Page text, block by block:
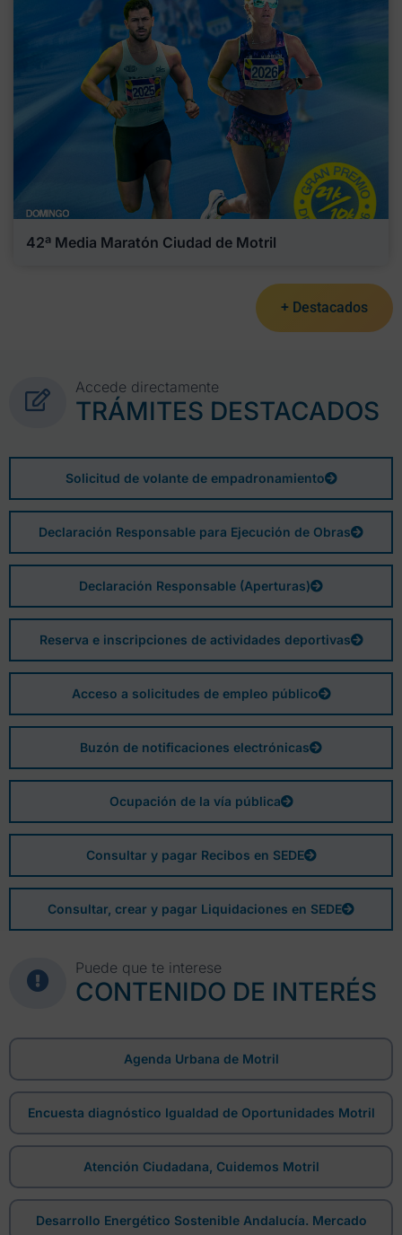
42ª Media Maratón Ciudad de Motril
+ Destacados
Accede directamente
TRÁMITES DESTACADOS
Solicitud de volante de empadronamiento
Declaración Responsable para Ejecución de Obras
Declaración Responsable (Aperturas)
Reserva e inscripciones de actividades deportivas
Acceso a solicitudes de empleo público
Buzón de notificaciones electrónicas
Ocupación de la vía pública
Consultar y pagar Recibos en SEDE
Consultar, crear y pagar Liquidaciones en SEDE
Puede que te interese
CONTENIDO DE INTERÉS
Agenda Urbana de Motril
Encuesta diagnóstico Igualdad de Oportunidades Motril
Atención Ciudadana, Cuidemos Motril
Desarrollo Energético Sostenible Andalucía. Mercado